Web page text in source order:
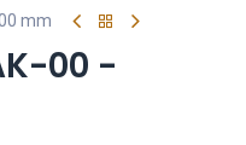
mm
00 -